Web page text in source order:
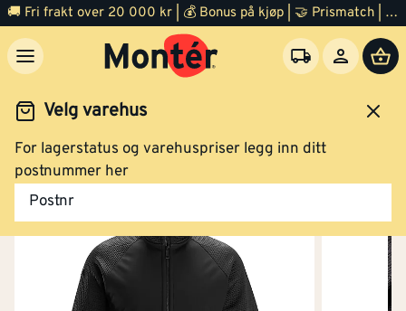
🚚 Fri frakt over 20 000 kr | 💰 Bonus på kjøp | 🤝 Prismatch | ⭐ 100% fornøyd garanti | 🏪 140 byggevarehus
Velg varehus
For lagerstatus og varehuspriser legg inn ditt
postnummer her
Postnr
og verneutstyr
Vanntett
Varmeisolert
Flammehemmende
Nei